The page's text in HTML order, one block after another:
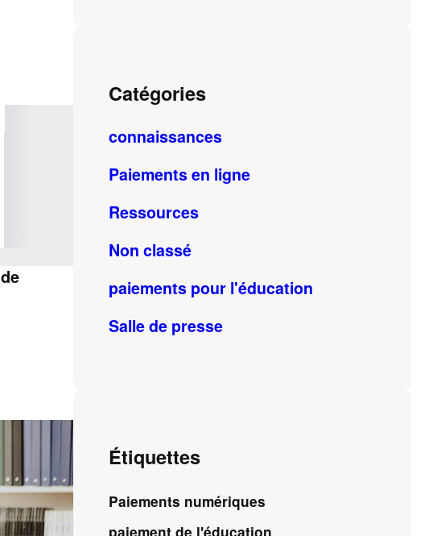
Catégories
connaissances
Paiements en ligne
Ressources
Non classé
paiements pour l'éducation
Salle de presse
Étiquettes
Paiements numériques
paiement de l'éducation